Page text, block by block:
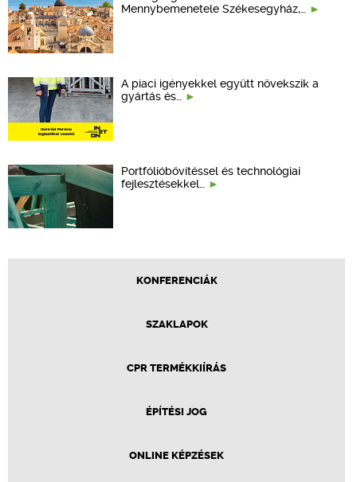
Mennybemenetele Székesegyház,…
A piaci igényekkel együtt növekszik a
gyártás és…
Portfólióbővítéssel és technológiai
fejlesztésekkel…
KONFERENCIÁK
SZAKLAPOK
CPR TERMÉKKIÍRÁS
ÉPÍTÉSI JOG
ONLINE KÉPZÉSEK